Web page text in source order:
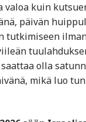
kuin
päivän
olla
mikä luo